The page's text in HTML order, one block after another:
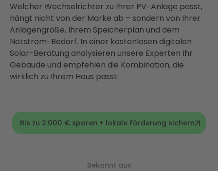
Welcher Wechselrichter zu Ihrer PV-Anlage passt,
hängt nicht von der Marke ab – sondern von Ihrer
Anlagengröße, Ihrem Speicherplan und dem
Notstrom-Bedarf. In einer kostenlosen digitalen
Solar-Beratung analysieren unsere Experten Ihr
Gebäude und empfehlen die Kombination, die
wirklich zu Ihrem Haus passt.
Bis zu 2.000 € sparen + lokale Förderung sichern
Bekannt aus